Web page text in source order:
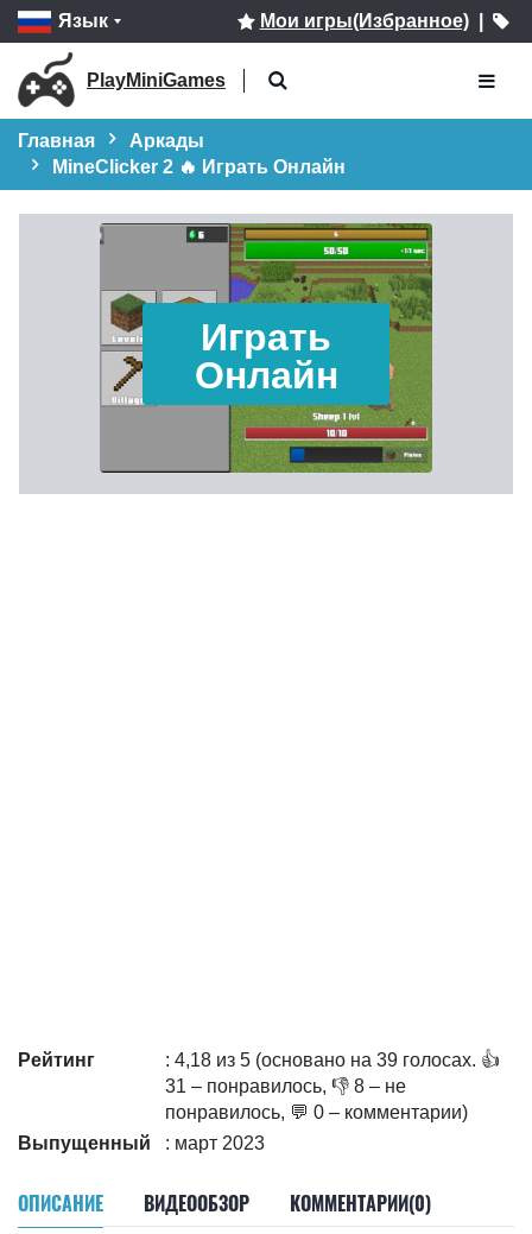
Язык Мои игры(Избранное)|
PlayMiniGames
Главная
Аркады
MineClicker 2 🔥 Играть Онлайн
Играть
Онлайн
Рейтинг
: 4,18 из 5 (основано на 39 голосах. 👍
31 – понравилось, 👎 8 – не
понравилось, 💬 0 – комментарии)
Выпущенный
: март 2023
ОПИСАНИЕ ВИДЕООБЗОР КОММЕНТАРИИ(0)